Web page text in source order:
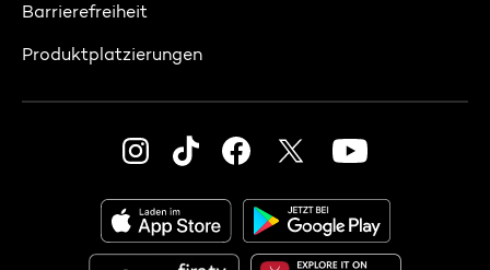
Barrierefreiheit
Produktplatzierungen